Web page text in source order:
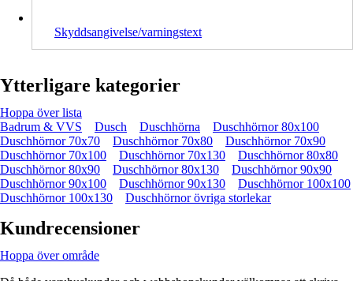
Skyddsangivelse/varningstext
Ytterligare kategorier
Hoppa över lista
Badrum & VVS
Dusch Duschhörna
Duschhörnor 80x100
Duschhörnor 70x70
Duschhörnor 70x80
Duschhörnor 70x90
Duschhörnor 70x100
Duschhörnor 70x130
Duschhörnor 80x80
Duschhörnor 80x90
Duschhörnor 80x130
Duschhörnor 90x90
Duschhörnor 90x100
Duschhörnor 90x130
Duschhörnor 100x100
Duschhörnor 100x130
Duschhörnor övriga storlekar
Kundrecensioner
Hoppa över område